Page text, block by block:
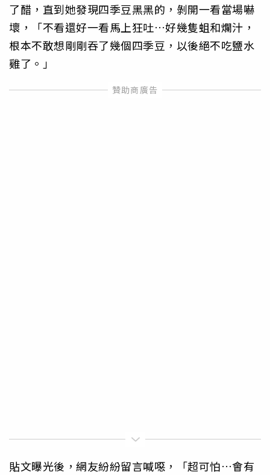
了醋，直到她發現四季豆黑黑的，剝開一看當場嚇
壞，「不看還好一看馬上狂吐…好幾隻蛆和爛汁，
根本不敢想剛剛吞了幾個四季豆，以後絕不吃鹽水
雞了。」
貼文曝光後，網友紛紛留言喊噁，「超可怕…會有